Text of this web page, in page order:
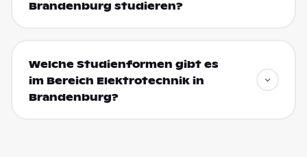
Brandenburg studieren?
Welche Studienformen gibt es
im Bereich Elektrotechnik in
Brandenburg?